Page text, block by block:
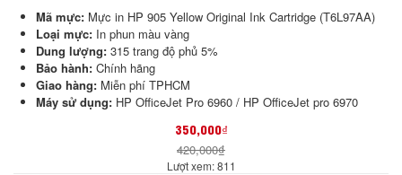
Mã mực: Mực in HP 905 Yellow Original Ink Cartridge (T6L97AA)
Loại mực: In phun màu vàng
Dung lượng: 315 trang độ phủ 5%
Bảo hành: Chính hãng
Giao hàng: Miễn phí TPHCM
Máy sử dụng: HP OfficeJet Pro 6960 / HP OfficeJet pro 6970
350,000₫
420,000₫
Lượt xem: 811